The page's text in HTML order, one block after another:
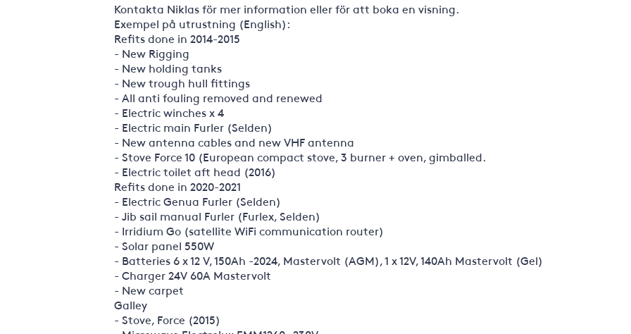
Kontakta Niklas för mer information eller för att boka en visning.
Exempel på utrustning (English):
Refits done in 2014-2015
- New Rigging
- New holding tanks
- New trough hull fittings
- All anti fouling removed and renewed
- Electric winches x 4
- Electric main Furler (Selden)
- New antenna cables and new VHF antenna
- Stove Force 10 (European compact stove, 3 burner + oven, gimballed.
- Electric toilet aft head (2016)
Refits done in 2020-2021
- Electric Genua Furler (Selden)
- Jib sail manual Furler (Furlex, Selden)
- Irridium Go (satellite WiFi communication router)
- Solar panel 550W
- Batteries 6 x 12 V, 150Ah -2024, Mastervolt (AGM), 1 x 12V, 140Ah Mastervolt (Gel)
- Charger 24V 60A Mastervolt
- New carpet
Galley
- Stove, Force (2015)